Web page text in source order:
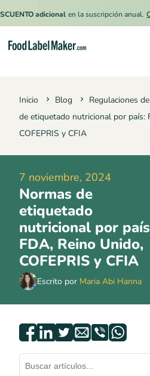
adicional en la suscripción anual.
Inicio Blog Regulaciones
de etiquetado nutricional por país:
COFEPRIS y CFIA
7 noviembre, 2024
Normas de
etiquetado
nutricional por
FDA, Reino Unido,
COFEPRIS y CFIA
Escrito por Maria Abi Hanna
Precios
Contrata a un Especialista
Recursos
Términos y condiciones
Política de privacidad